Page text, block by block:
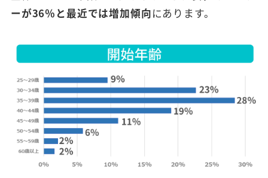
ーが36％と最近では増加傾向にあります。